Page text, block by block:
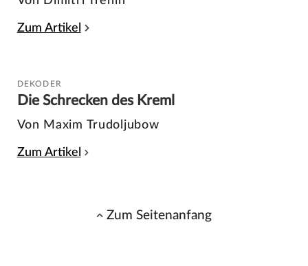
Zum Artikel
DEKODER
Die Schrecken des Kreml
Von Maxim Trudoljubow
Zum Artikel
Zum Seitenanfang